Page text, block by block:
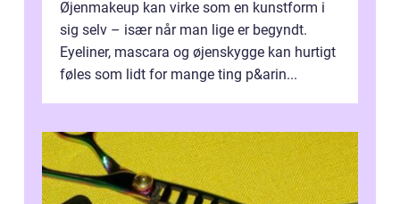
Øjenmakeup kan virke som en kunstform i
sig selv – især når man lige er begyndt.
Eyeliner, mascara og øjenskygge kan hurtigt
føles som lidt for mange ting p&arin...